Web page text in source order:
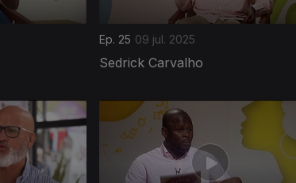
Ep. 25 09 jul. 2025
Sedrick Carvalho